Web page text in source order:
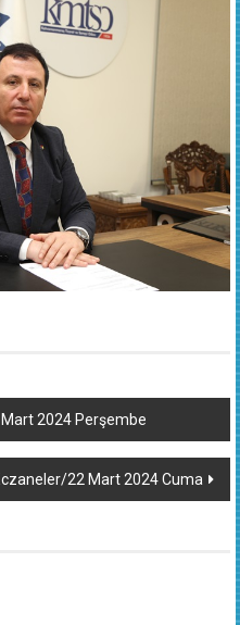
2024 Perşembe
22 Mart 2024 Cuma